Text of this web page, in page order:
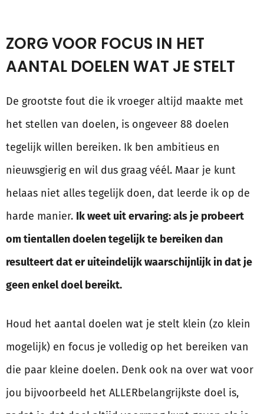
ZORG VOOR FOCUS IN HET
AANTAL DOELEN WAT JE STELT
De grootste fout die ik vroeger altijd maakte met
het stellen van doelen, is ongeveer 88 doelen
tegelijk willen bereiken. Ik ben ambitieus en
nieuwsgierig en wil dus graag véél. Maar je kunt
helaas niet alles tegelijk doen, dat leerde ik op de
harde manier. Ik weet uit ervaring: als je probeert
om tientallen doelen tegelijk te bereiken dan
resulteert dat er uiteindelijk waarschijnlijk in dat je
geen enkel doel bereikt.
Houd het aantal doelen wat je stelt klein (zo klein
mogelijk) en focus je volledig op het bereiken van
die paar kleine doelen. Denk ook na over wat voor
jou bijvoorbeeld het ALLERbelangrijkste doel is,